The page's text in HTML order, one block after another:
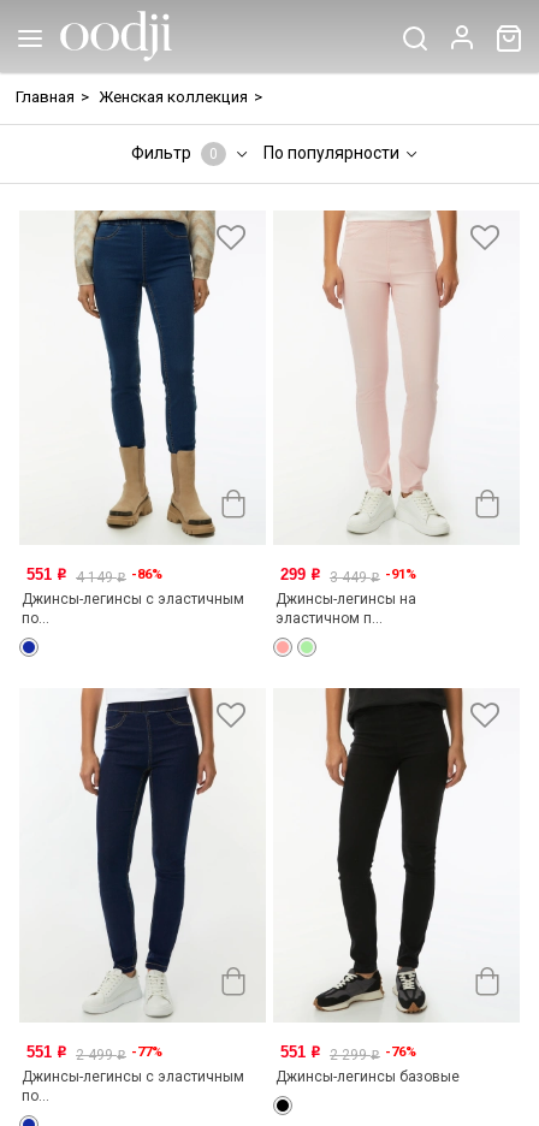
Главная > Женская коллекция >
Фильтр 0 По популярности
551 o 4 149o -86%
Джинсы-легинсы с эластичным
по...
299 o 3 449o -91%
Джинсы-легинсы на
эластичном п...
551 o 2 499o -77%
Джинсы-легинсы с эластичным
по...
551 o 2 299o -76%
Джинсы-легинсы базовые